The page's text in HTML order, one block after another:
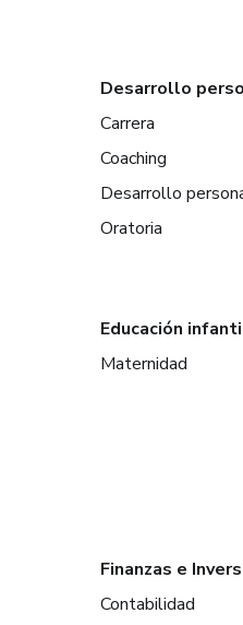
Desarrollo
Carrera
Coaching
Desarrollo
Oratoria
Educación
Maternidad
Finanzas e
Contabilidad